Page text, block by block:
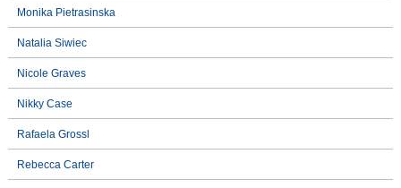
Monika Pietrasinska
Natalia Siwiec
Nicole Graves
Nikky Case
Rafaela Grossl
Rebecca Carter